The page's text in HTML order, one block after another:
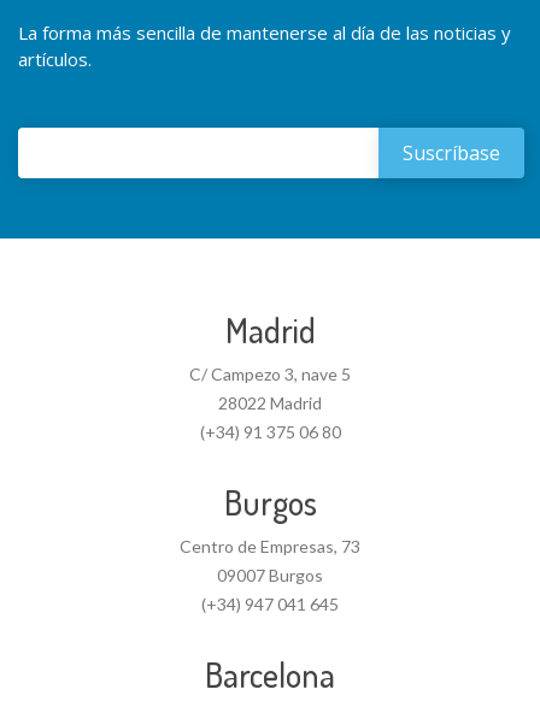
La forma más sencilla de mantenerse al día de las noticias y
artículos.
Madrid
C/ Campezo 3, nave 5
28022 Madrid
(+34) 91 375 06 80
Burgos
Centro de Empresas, 73
09007 Burgos
(+34) 947 041 645
Barcelona